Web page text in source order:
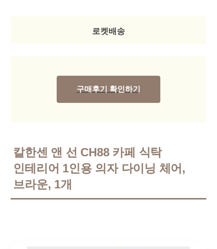
로켓배송
구매후기 확인하기
칼한센 앤 선 CH88 카페 식탁
인테리어 1인용 의자 다이닝 체어,
브라운, 1개